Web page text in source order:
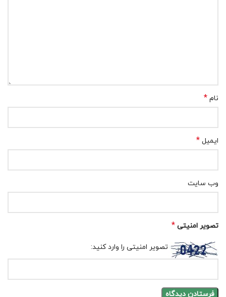
نام *
ایمیل *
وب‌ سایت
تصویر امنیتی *
تصویر امنیتی را وارد کنید: